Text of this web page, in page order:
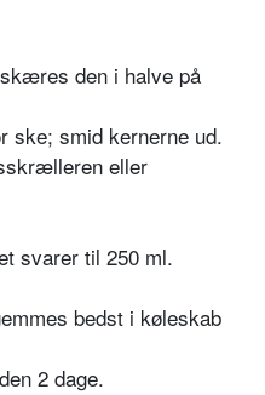
den i halve på
ske; smid kernerne ud.
eller
svarer til 250 ml.
bedst i køleskab
2 dage.